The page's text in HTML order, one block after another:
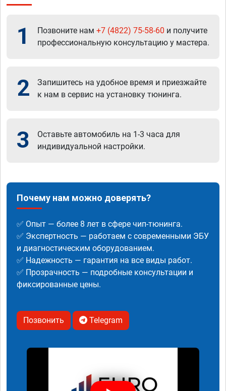
1 Позвоните нам +7 (4822) 75-58-60 и получите
профессиональную консультацию у мастера.
2
Запишитесь на удобное время и приезжайте
к нам в сервис на установку тюнинга.
3
Оставьте автомобиль на 1-3 часа для
индивидуальной настройки.
Почему нам можно доверять?
✅ Опыт — более 8 лет в сфере чип-тюнинга.
✅ Экспертность — работаем с современными ЭБУ
и диагностическим оборудованием.
✅ Надежность — гарантия на все виды работ.
✅ Прозрачность — подробные консультации и
фиксированные цены.
Позвонить Telegram